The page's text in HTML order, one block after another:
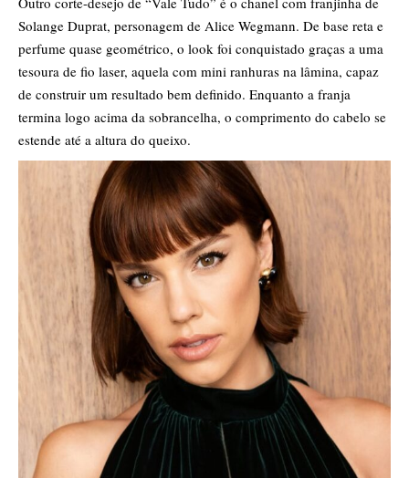
Solange Duprat, personagem de Alice Wegmann. De base reta e
perfume quase geométrico, o look foi conquistado graças a uma
tesoura de fio laser, aquela com mini ranhuras na lâmina, capaz
de construir um resultado bem definido. Enquanto a franja
termina logo acima da sobrancelha, o comprimento do cabelo se
estende até a altura do queixo.